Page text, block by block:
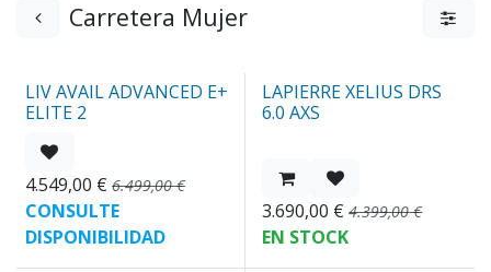
Carretera Mujer
Nuevo
LIV AVAIL ADVANCED E+
ELITE 2
4.549,00 € 6.499,00€
CONSULTE
DISPONIBILIDAD
Nuevo
LAPIERRE XELIUS DRS
6.0 AXS
3.690,00 € 4.399,00€
EN STOCK